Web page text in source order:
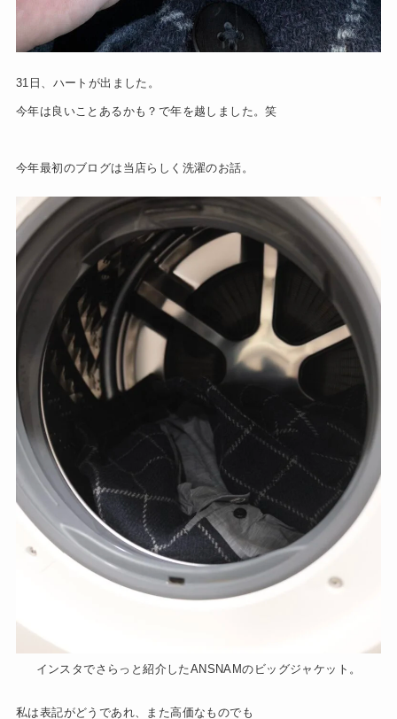
31日、ハートが出ました。
今年は良いことあるかも？で年を越しました。笑
今年最初のブログは当店らしく洗濯のお話。
インスタでさらっと紹介したANSNAMのビッグジャケット。
私は表記がどうであれ、また高価なものでも